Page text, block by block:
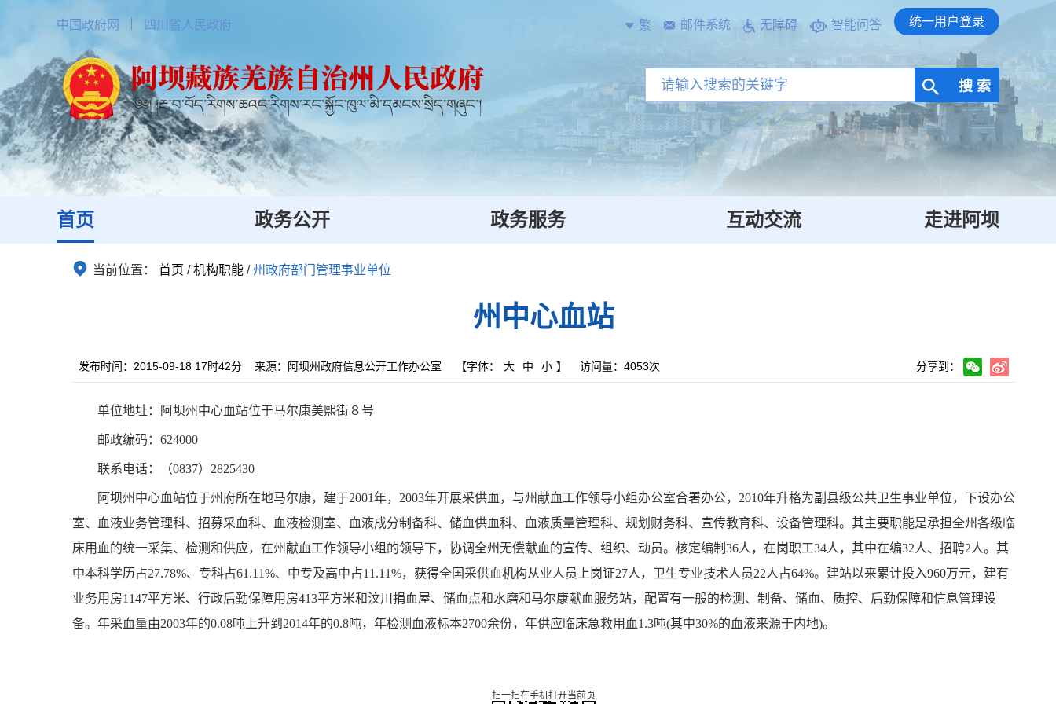
中国政府网 四川省人民政府 繁 邮件系统 无障碍 智能问答 统一用户登录
搜 索
首页 政务公开 政务服务 互动交流 走进阿坝
当前位置： 首页 /机构职能 /州政府部门管理事业单位
州中心血站
发布时间：2015-09-18 17时42分 来源：阿坝州政府信息公开工作办公室 【字体： 大 中 小 】 访问量： 4053次 分享到：
单位地址：阿坝州中心血站位于马尔康美熙街８号
邮政编码：624000
联系电话：（0837）2825430
阿坝州中心血站位于州府所在地马尔康，建于2001年，2003年开展采供血，与州献血工作领导小组办公室合署办公，2010年升格为副县级公共卫生事业单位，下设办公
室、血液业务管理科、招募采血科、血液检测室、血液成分制备科、储血供血科、血液质量管理科、规划财务科、宣传教育科、设备管理科。其主要职能是承担全州各级临
床用血的统一采集、检测和供应，在州献血工作领导小组的领导下，协调全州无偿献血的宣传、组织、动员。核定编制36人，在岗职工34人，其中在编32人、招聘2人。其
中本科学历占27.78%、专科占61.11%、中专及高中占11.11%，获得全国采供血机构从业人员上岗证27人，卫生专业技术人员22人占64%。建站以来累计投入960万元，建有
业务用房1147平方米、行政后勤保障用房413平方米和汶川捐血屋、储血点和水磨和马尔康献血服务站，配置有一般的检测、制备、储血、质控、后勤保障和信息管理设
备。年采血量由2003年的0.08吨上升到2014年的0.8吨，年检测血液标本2700余份，年供应临床急救用血1.3吨(其中30%的血液来源于内地)。
扫一扫在手机打开当前页